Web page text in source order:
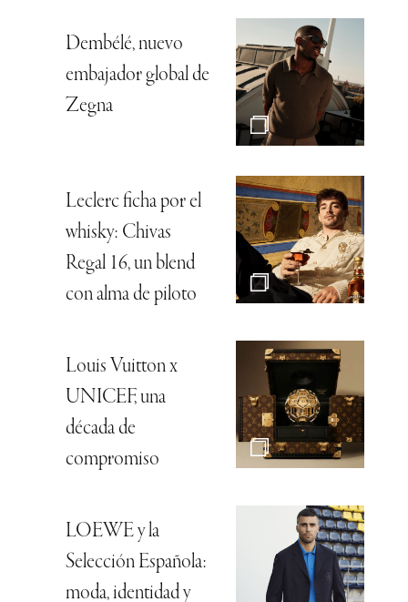
Dembélé, nuevo
embajador global de
Zegna
Leclerc ficha por el
whisky: Chivas
Regal 16, un blend
con alma de piloto
Louis Vuitton x
UNICEF, una
década de
compromiso
LOEWE y la
Selección Española:
moda, identidad y